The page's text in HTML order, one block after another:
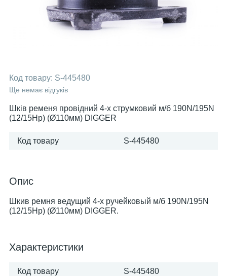
Код товару: S-445480
Ще немає відгуків
Шків ременя провідний 4-х струмковий м/б 190N/195N
(12/15Hp) (Ø110мм) DIGGER
Код товару S-445480
Опис
Шкив ремня ведущий 4-х ручейковый м/б 190N/195N
(12/15Hp) (Ø110мм) DIGGER.
Характеристики
Код товару S-445480